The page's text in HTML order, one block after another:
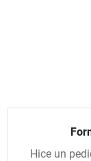
Hice un